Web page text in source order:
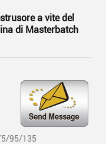
a vite del
di Masterbatch
95/135